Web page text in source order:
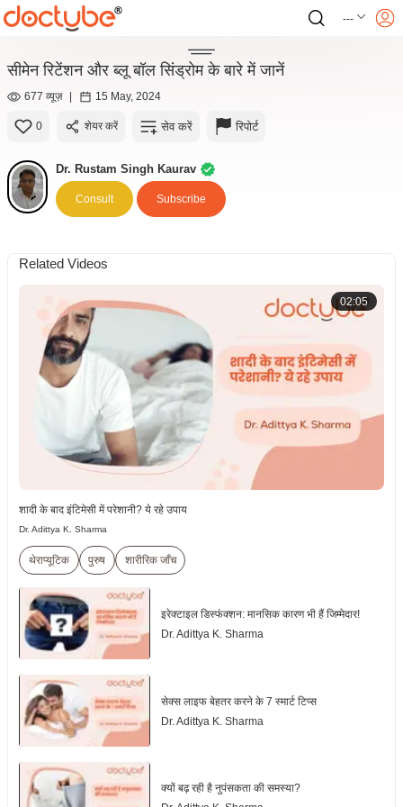
---
सीमेन रिटेंशन और ब्लू बॉल सिंड्रोम के बारे में जानें
677 व्यूज़ | 15 May, 2024
0 शेयर करें सेव करें रिपोर्ट
Dr. Rustam Singh Kaurav
Consult Subscribe
Related Videos
02:05
शादी के बाद इंटिमेसी में परेशानी? ये रहे उपाय
Dr. Adittya K. Sharma
थेराप्यूटिक पुरुष शारीरिक जाँच
इरेक्टाइल डिस्फंक्शन: मानसिक कारण भी हैं जिम्मेदार!
Dr. Adittya K. Sharma
सेक्स लाइफ बेहतर करने के 7 स्मार्ट टिप्स
Dr. Adittya K. Sharma
क्यों बढ़ रही है नुपंसकता की समस्या?